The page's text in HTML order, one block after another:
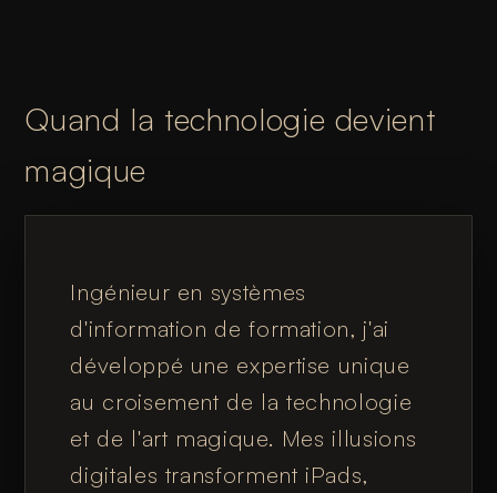
Quand la technologie devient
magique
Ingénieur en systèmes
d'information de formation, j'ai
développé une expertise unique
au croisement de la technologie
et de l'art magique. Mes illusions
digitales transforment iPads,